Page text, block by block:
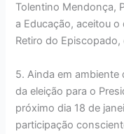
Tolentino Mendonça,
a Educação, aceitou
Retiro do
5. Ainda em ambiente
da eleição para o
próximo dia 18 de
participação